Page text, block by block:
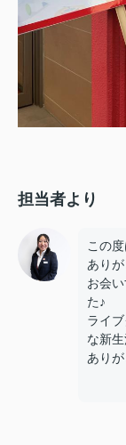
担当者より
この
あり
お会
た♪
ライ
な新
あり